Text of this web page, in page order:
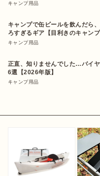
キャンプ用品
キャンプで缶ビールを飲んだら
ろすぎるギア【目利きのキャンプ
キャンプ用品
正直、知りませんでした…バイ
6選【2026年版】
キャンプ用品